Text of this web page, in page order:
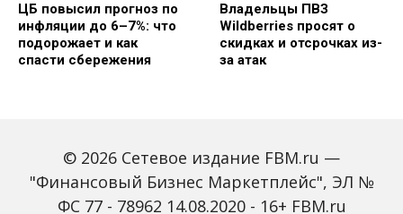
ЦБ повысил прогноз по
инфляции до 6–7%: что
подорожает и как
спасти сбережения
Владельцы ПВЗ
Wildberries просят о
скидках и отсрочках из-
за атак
© 2026 Сетевое издание FBM.ru —
"Финансовый Бизнес Маркетплейс", ЭЛ №
ФС 77 - 78962 14.08.2020 - 16+ FBM.ru